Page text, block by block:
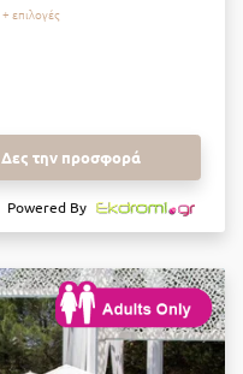
+ επιλογές
Δες την προσφορά
Powered By